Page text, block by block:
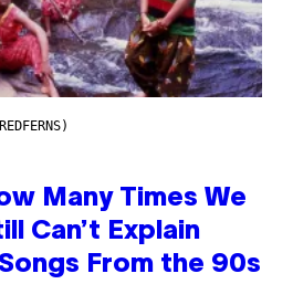
Many Times We
Can’t Explain
From the 90s